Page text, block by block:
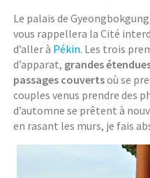
Le palais de
vous rappellera la Cité
d’aller à Pékin. Les trois
d’apparat, grandes
passages couvertsoù se
couples venus prendre des
d’automne se prêtent à
en rasant les murs, je fais